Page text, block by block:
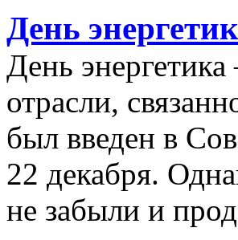
День
День
отрасли,
был введен в
22 декабря.
не забыли и